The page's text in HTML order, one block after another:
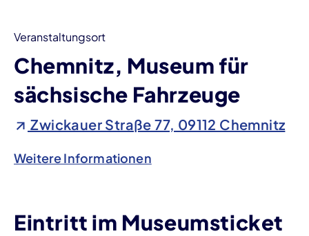
Veranstaltungsort
Chemnitz, Museum für
sächsische Fahrzeuge
Zwickauer Straße 77, 09112 Chemnitz
Weitere Informationen
Eintritt im Museumsticket